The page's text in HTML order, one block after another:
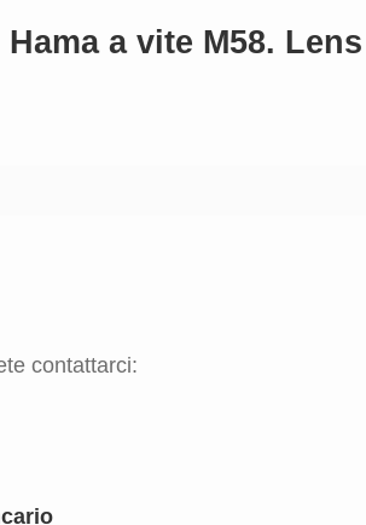
Hama a vite M58.
contattarci: